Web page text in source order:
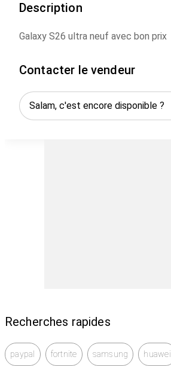
Description
Galaxy S26 ultra neuf avec bon prix
Contacter le vendeur
Recherches rapides
paypal fortnite samsung huawei